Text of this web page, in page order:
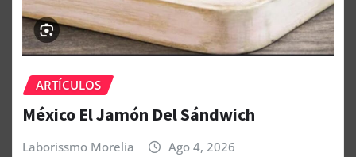
ARTÍCULOS
México El Jamón Del Sándwich
Laborissmo Morelia Ago 4, 2026